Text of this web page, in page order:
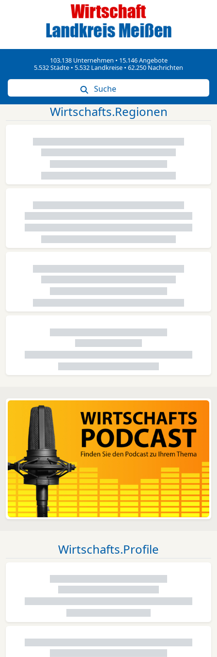
103.138 Unternehmen • 15.146 Angebote
5.532 Städte • 5.532 Landkreise • 62.250 Nachrichten
Suche
Wirtschafts.Regionen
Wirtschafts.Profile